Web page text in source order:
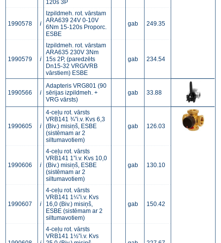
120s 3P
1990578 i
Izpildmeh. rot. vārstam
ARA639 24V 0-10V
6Nm 15-120s Proporc.
ESBE
gab 249.35
1990579 i
Izpildmeh. rot. vārstam
ARA635 230V 3Nm
15s 2P, (paredzēts
Dn15-32 VRG/VRB
vārstiem) ESBE
gab 234.54
1990566 i
Adapteris VRG801 (90
sērijas izpildmeh. +
VRG vārsts)
gab 33.88
1990605 i
4-ceļu rot. vārsts
VRB141 ¾”i.v. Kvs 6,3
(Biv.) misiņš, ESBE
(sistēmam ar 2
siltumavotiem)
gab 126.03
1990606 i
4-ceļu rot. vārsts
VRB141 1”i.v. Kvs 10,0
(Biv.) misiņš, ESBE
(sistēmam ar 2
siltumavotiem)
gab 130.10
1990607 i
4-ceļu rot. vārsts
VRB141 1¼”i.v. Kvs
16,0 (Biv.) misiņš,
ESBE (sistēmam ar 2
siltumavotiem)
gab 150.42
4-ceļu rot. vārsts
VRB141 1½”i.v. Kvs